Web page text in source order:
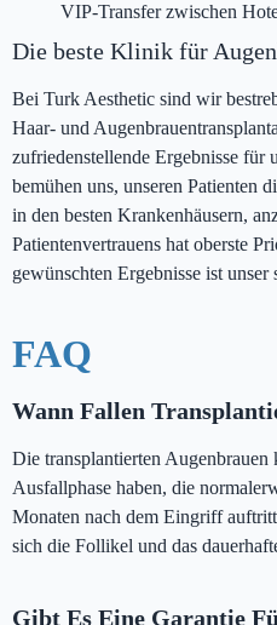
VIP-Transfer zwischen
Die beste Klinik für
Bei Turk Aesthetic sind wir
Haar- und
zufriedenstellende Ergebnisse für
bemühen uns, unseren Patienten
in den besten Krankenhäusern,
Patientenvertrauens hat oberste
gewünschten Ergebnisse ist unser
FAQ
Wann Fallen
Die transplantierten Augenbrauen
Ausfallphase haben, die
Monaten nach dem Eingriff
sich die Follikel und das
Gibt Es Eine Garantie